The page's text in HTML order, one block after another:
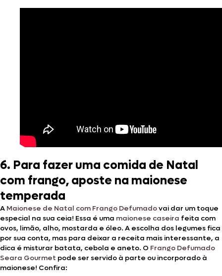
6. Para fazer uma comida de Natal
com frango, aposte na maionese
temperada
A Maionese de Natal com Frango Defumadovai dar um toque
especial na sua ceia! Essa é uma maionese caseira feita com
ovos, limão, alho, mostarda e óleo. A escolha dos legumes fica
por sua conta, mas para deixar a receita mais interessante, a
dica é misturar batata, cebola e aneto. O Frango Defumado
Seara Gourmet pode ser servido à parte ou incorporado à
maionese! Confira: